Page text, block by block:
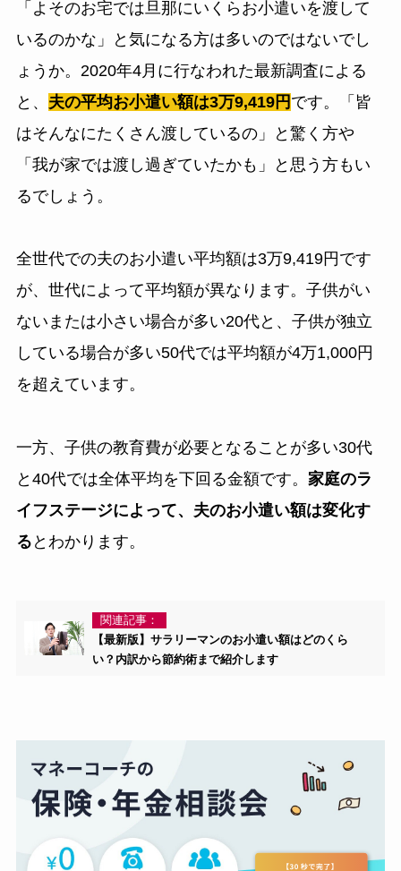
「よそのお宅では旦那にいくらお小遣いを渡して
いるのかな」と気になる方は多いのではないでし
ょうか。2020年4月に行なわれた最新調査による
と、 夫の平均お小遣い額は3万9,419円 です。「皆
はそんなにたくさん渡しているの」と驚く方や
「我が家では渡し過ぎていたかも」と思う方もい
るでしょう。
全世代での夫のお小遣い平均額は3万9,419円です
が、世代によって平均額が異なります。子供がい
ないまたは小さい場合が多い20代と、子供が独立
している場合が多い50代では平均額が4万1,000円
を超えています。
一方、子供の教育費が必要となることが多い30代
と40代では全体平均を下回る金額です。 家庭のラ
イフステージによって、夫のお小遣い額は変化す
る とわかります。
関連記事：
【最新版】サラリーマンのお小遣い額はどのくら
い？内訳から節約術まで紹介します